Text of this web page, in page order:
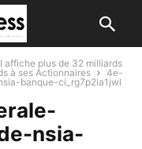
affiche plus de 32 milliards
à ses Actionnaires
4e-
banque-ci_rg7p2ia1jwl
nsia-